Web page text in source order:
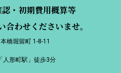
・初期費用概算等
わせくださいませ。
橋堀留町 1-8-11
人形町駅」徒歩3分